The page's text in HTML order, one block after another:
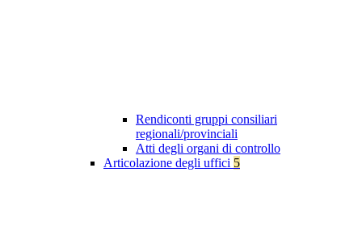
Rendiconti gruppi consiliari
regionali/provinciali
Atti degli organi di controllo
Articolazione degli uffici 5